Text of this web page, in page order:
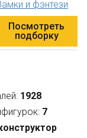
и фэнтези
Посмотреть
подборку
1928
7